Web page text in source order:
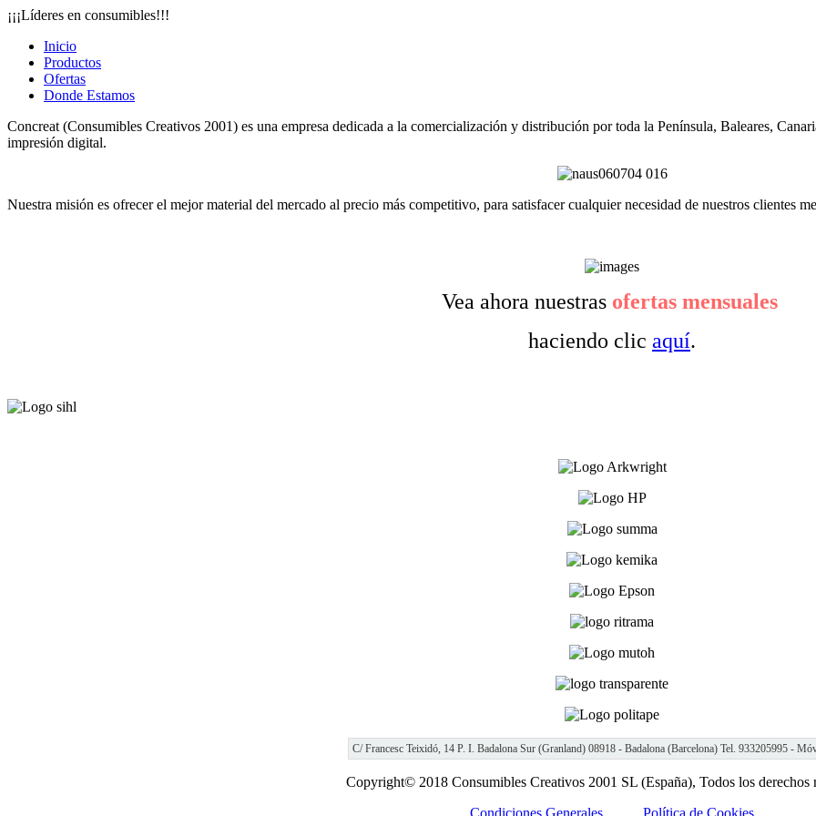
¡¡¡Líderes en consumibles!!!
Inicio
Productos
Ofertas
Donde Estamos
Concreat (Consumibles Creativos 2001) es una empresa dedicada a la comercialización y distribución por toda la Península, Baleares,
impresión digital.
Nuestra misión es ofrecer el mejor material del mercado al precio más competitivo, para satisfacer cualquier necesidad de nuestros clientes
Vea ahora nuestras ofertas mensuales
haciendo clic aquí.
C/ Francesc Teixidó, 14 P. I. Badalona Sur (Granland) 08918 - Badalona (Barcelona) Tel. 933205995 -
Copyright© 2018 Consumibles Creativos 2001 SL (España), Todos los derechos
Condiciones Generales
Política de Cookies